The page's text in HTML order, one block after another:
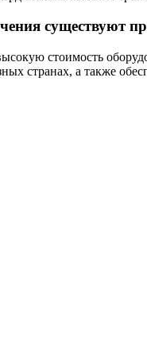
существуют
стоимость
странах, а также